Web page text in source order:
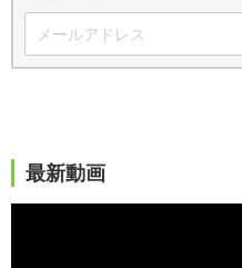
最新動画